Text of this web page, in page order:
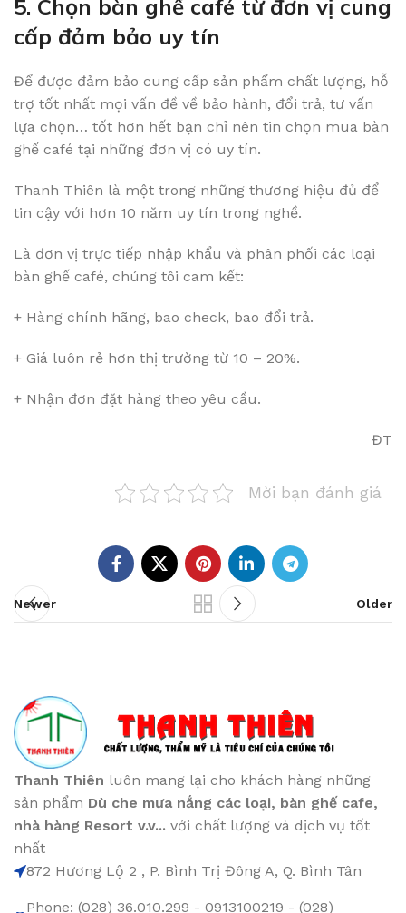
5. Chọn bàn ghế café từ đơn vị cung
cấp đảm bảo uy tín
Để được đảm bảo cung cấp sản phẩm chất lượng, hỗ
trợ tốt nhất mọi vấn đề về bảo hành, đổi trả, tư vấn
lựa chọn… tốt hơn hết bạn chỉ nên tin chọn mua bàn
ghế café tại những đơn vị có uy tín.
Thanh Thiên là một trong những thương hiệu đủ để
tin cậy với hơn 10 năm uy tín trong nghề.
Là đơn vị trực tiếp nhập khẩu và phân phối các loại
bàn ghế café, chúng tôi cam kết:
+ Hàng chính hãng, bao check, bao đổi trả.
+ Giá luôn rẻ hơn thị trường từ 10 – 20%.
+ Nhận đơn đặt hàng theo yêu cầu.
ĐT
Mời bạn đánh giá
Newer Older
Thanh Thiên luôn mang lại cho khách hàng những
sản phẩm Dù che mưa nắng các loại, bàn ghế cafe,
nhà hàng Resort v.v... với chất lượng và dịch vụ tốt
nhất
872 Hương Lộ 2 , P. Bình Trị Đông A, Q. Bình Tân
Phone: (028) 36.010.299 - 0913100219 - (028)